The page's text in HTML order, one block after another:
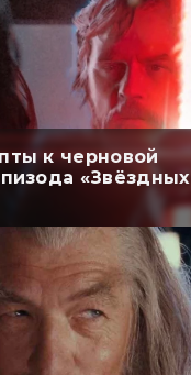
к черновой
«Звёздных